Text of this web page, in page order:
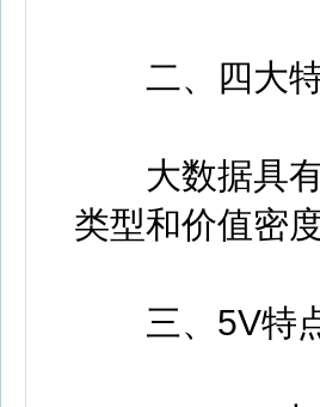
二、四大
大数据具有
类型和价值密
三、5V特